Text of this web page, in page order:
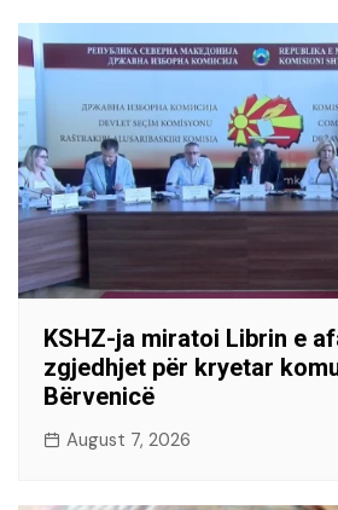
KSHZ-ja miratoi Librin e
zgjedhjet për kryetar
Bërvenicë
August 7, 2026